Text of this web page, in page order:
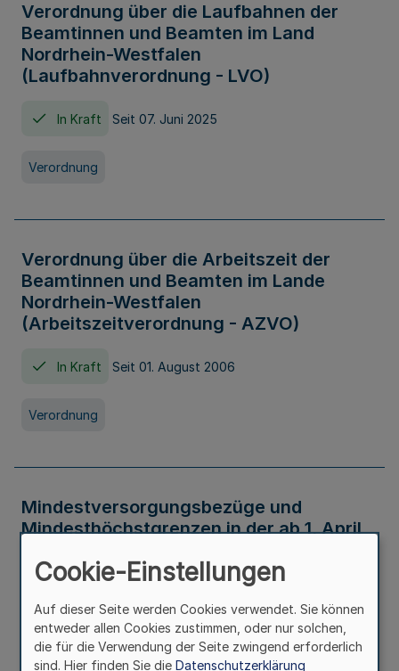
Verordnung über die Laufbahnen der
Beamtinnen und Beamten im Land
Nordrhein-Westfalen
(Laufbahnverordnung - LVO)
In Kraft Seit 07. Juni 2025
Verordnung
Verordnung über die Arbeitszeit der
Beamtinnen und Beamten im Lande
Nordrhein-Westfalen
(Arbeitszeitverordnung - AZVO)
In Kraft Seit 01. August 2006
Verordnung
Mindestversorgungsbezüge und
Mindesthöchstgrenzen in der ab 1. April
Verwaltungsvorschrift
Cookie-Einstellungen
Auf dieser Seite werden Cookies verwendet. Sie können
entweder allen Cookies zustimmen, oder nur solchen,
die für die Verwendung der Seite zwingend erforderlich
sind. Hier finden Sie die Datenschutzerklärung